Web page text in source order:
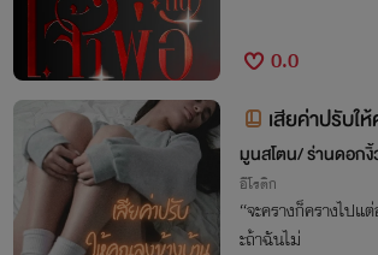
0.0
เสียค่าปรับใ
าสั่น
มูนสโตน/ ร่านดอก
อีโรติก
“จะครางก็ครางไป
ะถ้าฉันไม่